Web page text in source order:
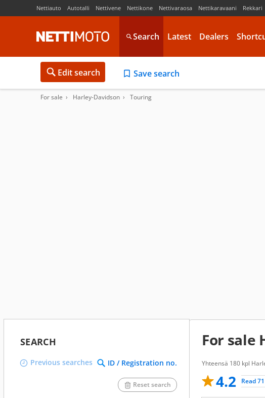
Nettiauto Autotalli Nettivene Nettikone Nettivaraosa Nettikaravaani Rekkari
Search Latest Dealers
Edit search Save search
For sale Harley-Davidson Touring
SEARCH
Previous searches ID / Registration no.
Reset search
For sale
Yhteensä 180 kpl
4.2 Read